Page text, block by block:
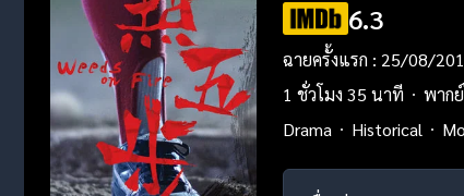
6.3
ฉายครั้งแรก : 25/08/
1 ชั่วโมง 35 นาที
พาก
Drama
Historical